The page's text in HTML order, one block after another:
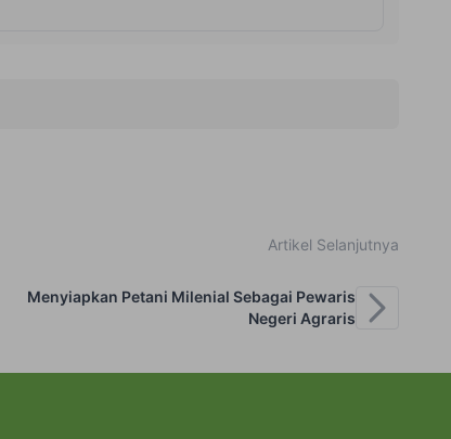
Artikel Selanjutnya
Menyiapkan Petani Milenial Sebagai Pewaris
Negeri Agraris